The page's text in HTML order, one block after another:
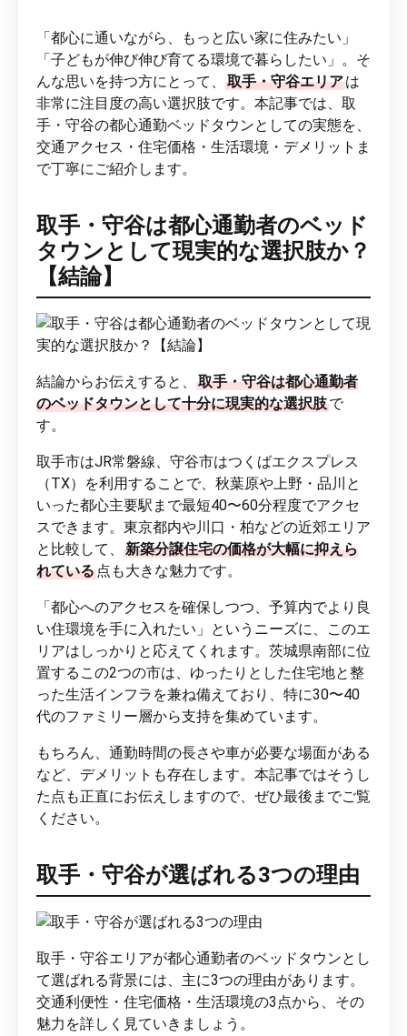
「都心に通いながら、もっと広い家に住みたい」
「子どもが伸び伸び育てる環境で暮らしたい」。そ
んな思いを持つ方にとって、
取手・守谷エリアは
非常に注目度の高い選択肢です。本記事では、取
手・守谷の都心通勤ベッドタウンとしての実態を、
交通アクセス・住宅価格・生活環境・デメリットま
で丁寧にご紹介します。
取手・守谷は都心通勤者のベッド
タウンとして現実的な選択肢か？
【結論】
結論からお伝えすると、
取手・守谷は都心通勤者
のベッドタウンとして十分に現実的な選択肢で
す。
取手市はJR常磐線、守谷市はつくばエクスプレス
（TX）を利用することで、秋葉原や上野・品川と
いった都心主要駅まで最短40〜60分程度でアクセ
スできます。東京都内や川口・柏などの近郊エリア
と比較して、
新築分譲住宅の価格が大幅に抑えら
れている 点も大きな魅力です。
「都心へのアクセスを確保しつつ、予算内でより良
い住環境を手に入れたい」というニーズに、このエ
リアはしっかりと応えてくれます。茨城県南部に位
置するこの2つの市は、ゆったりとした住宅地と整
った生活インフラを兼ね備えており、特に30〜40
代のファミリー層から支持を集めています。
もちろん、通勤時間の長さや車が必要な場面がある
など、デメリットも存在します。本記事ではそうし
た点も正直にお伝えしますので、ぜひ最後までご覧
ください。
取手・守谷が選ばれる3つの理由
取手・守谷エリアが都心通勤者のベッドタウンとし
て選ばれる背景には、主に3つの理由があります。
交通利便性・住宅価格・生活環境の3点から、その
魅力を詳しく見ていきましょう。